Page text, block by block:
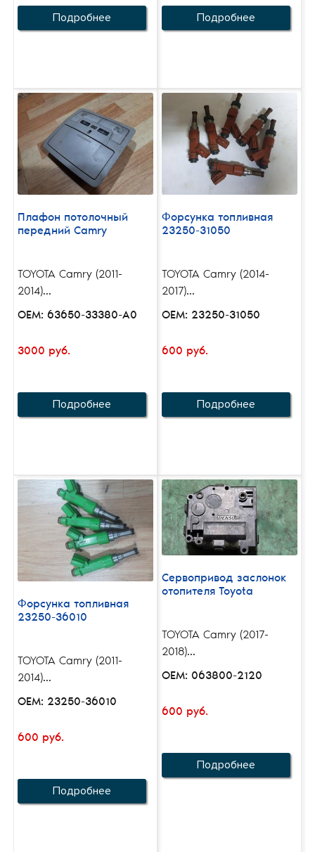
Подробнее Подробнее
Плафон потолочный
передний Camry
TOYOTA Camry (2011-
2014)...
OEM: 63650-33380-A0
3000 руб.
Подробнее
Форсунка топливная
23250-31050
TOYOTA Camry (2014-
2017)...
OEM: 23250-31050
600 руб.
Подробнее
Форсунка топливная
23250-36010
TOYOTA Camry (2011-
2014)...
OEM: 23250-36010
600 руб.
Подробнее
Сервопривод заслонок
отопителя Toyota
TOYOTA Camry (2017-
2018)...
OEM: 063800-2120
600 руб.
Подробнее